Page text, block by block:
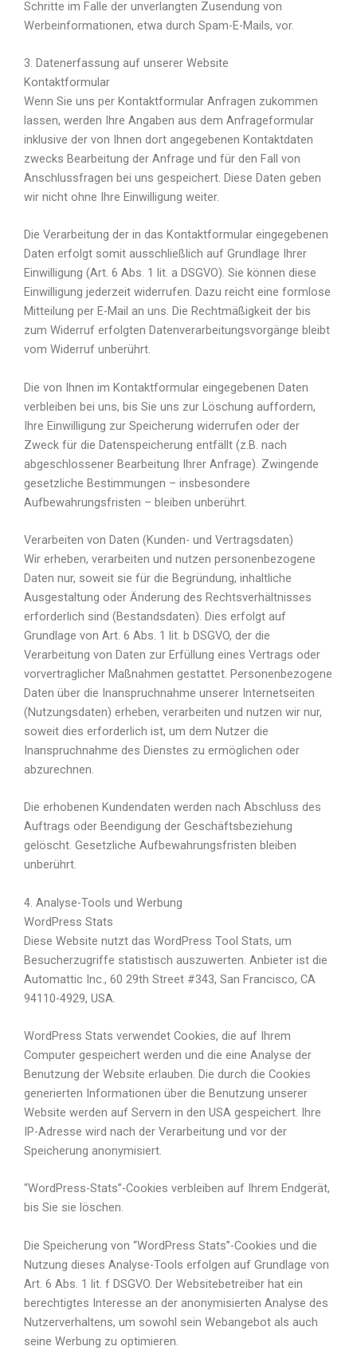
Schritte im Falle der unverlangten Zusendung von
Werbeinformationen, etwa durch Spam-E-Mails, vor.
3. Datenerfassung auf unserer Website
Kontaktformular
Wenn Sie uns per Kontaktformular Anfragen zukommen
lassen, werden Ihre Angaben aus dem Anfrageformular
inklusive der von Ihnen dort angegebenen Kontaktdaten
zwecks Bearbeitung der Anfrage und für den Fall von
Anschlussfragen bei uns gespeichert. Diese Daten geben
wir nicht ohne Ihre Einwilligung weiter.
Die Verarbeitung der in das Kontaktformular eingegebenen
Daten erfolgt somit ausschließlich auf Grundlage Ihrer
Einwilligung (Art. 6 Abs. 1 lit. a DSGVO). Sie können diese
Einwilligung jederzeit widerrufen. Dazu reicht eine formlose
Mitteilung per E-Mail an uns. Die Rechtmäßigkeit der bis
zum Widerruf erfolgten Datenverarbeitungsvorgänge bleibt
vom Widerruf unberührt.
Die von Ihnen im Kontaktformular eingegebenen Daten
verbleiben bei uns, bis Sie uns zur Löschung auffordern,
Ihre Einwilligung zur Speicherung widerrufen oder der
Zweck für die Datenspeicherung entfällt (z.B. nach
abgeschlossener Bearbeitung Ihrer Anfrage). Zwingende
gesetzliche Bestimmungen – insbesondere
Aufbewahrungsfristen – bleiben unberührt.
Verarbeiten von Daten (Kunden- und Vertragsdaten)
Wir erheben, verarbeiten und nutzen personenbezogene
Daten nur, soweit sie für die Begründung, inhaltliche
Ausgestaltung oder Änderung des Rechtsverhältnisses
erforderlich sind (Bestandsdaten). Dies erfolgt auf
Grundlage von Art. 6 Abs. 1 lit. b DSGVO, der die
Verarbeitung von Daten zur Erfüllung eines Vertrags oder
vorvertraglicher Maßnahmen gestattet. Personenbezogene
Daten über die Inanspruchnahme unserer Internetseiten
(Nutzungsdaten) erheben, verarbeiten und nutzen wir nur,
soweit dies erforderlich ist, um dem Nutzer die
Inanspruchnahme des Dienstes zu ermöglichen oder
abzurechnen.
Die erhobenen Kundendaten werden nach Abschluss des
Auftrags oder Beendigung der Geschäftsbeziehung
gelöscht. Gesetzliche Aufbewahrungsfristen bleiben
unberührt.
4. Analyse-Tools und Werbung
WordPress Stats
Diese Website nutzt das WordPress Tool Stats, um
Besucherzugriffe statistisch auszuwerten. Anbieter ist die
Automattic Inc., 60 29th Street #343, San Francisco, CA
94110-4929, USA.
WordPress Stats verwendet Cookies, die auf Ihrem
Computer gespeichert werden und die eine Analyse der
Benutzung der Website erlauben. Die durch die Cookies
generierten Informationen über die Benutzung unserer
Website werden auf Servern in den USA gespeichert. Ihre
IP-Adresse wird nach der Verarbeitung und vor der
Speicherung anonymisiert.
“WordPress-Stats”-Cookies verbleiben auf Ihrem Endgerät,
bis Sie sie löschen.
Die Speicherung von “WordPress Stats”-Cookies und die
Nutzung dieses Analyse-Tools erfolgen auf Grundlage von
Art. 6 Abs. 1 lit. f DSGVO. Der Websitebetreiber hat ein
berechtigtes Interesse an der anonymisierten Analyse des
Nutzerverhaltens, um sowohl sein Webangebot als auch
seine Werbung zu optimieren.